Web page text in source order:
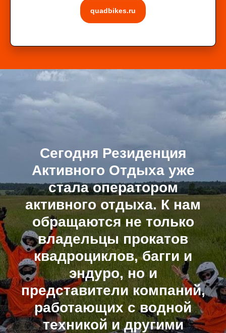
quadbikes.ru
Сегодня Резиденция
Активного Отдыхауже
стала оператором
активного отдыха. К нам
обращаются не только
владельцы прокатов
квадроциклов, багги и
эндуро, но и
представители компаний,
работающих с водной
техникой и другими